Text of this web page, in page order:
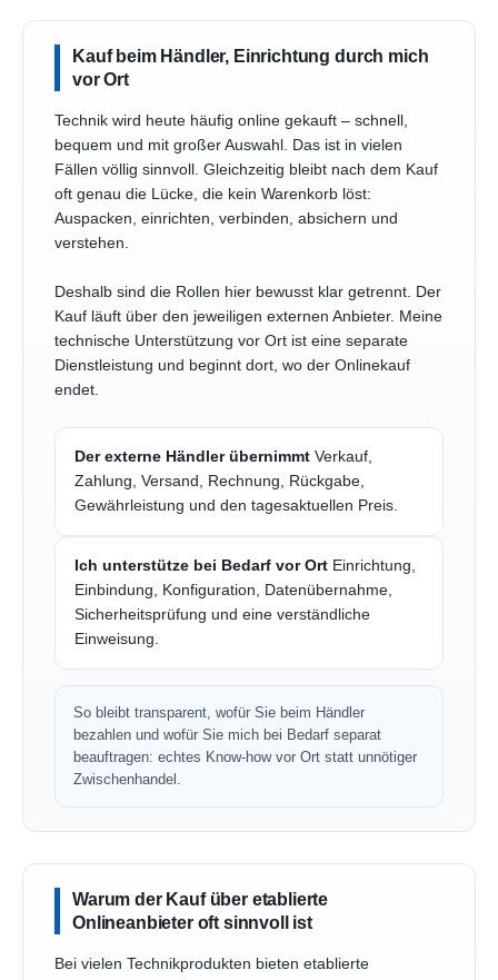
Kauf beim Händler, Einrichtung durch mich
vor Ort
Technik wird heute häufig online gekauft – schnell,
bequem und mit großer Auswahl. Das ist in vielen
Fällen völlig sinnvoll. Gleichzeitig bleibt nach dem Kauf
oft genau die Lücke, die kein Warenkorb löst:
Auspacken, einrichten, verbinden, absichern und
verstehen.
Deshalb sind die Rollen hier bewusst klar getrennt. Der
Kauf läuft über den jeweiligen externen Anbieter. Meine
technische Unterstützung vor Ort ist eine separate
Dienstleistung und beginnt dort, wo der Onlinekauf
endet.
Der externe Händler übernimmt Verkauf,
Zahlung, Versand, Rechnung, Rückgabe,
Gewährleistung und den tagesaktuellen Preis.
Ich unterstütze bei Bedarf vor Ort Einrichtung,
Einbindung, Konfiguration, Datenübernahme,
Sicherheitsprüfung und eine verständliche
Einweisung.
So bleibt transparent, wofür Sie beim Händler
bezahlen und wofür Sie mich bei Bedarf separat
beauftragen: echtes Know-how vor Ort statt unnötiger
Zwischenhandel.
Warum der Kauf über etablierte
Onlineanbieter oft sinnvoll ist
Bei vielen Technikprodukten bieten etablierte